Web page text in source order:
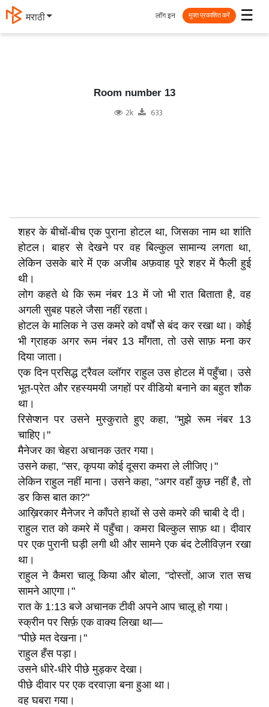
मराठी ☰
लॉग इन मुक्त प्रकाशित करें
Room number 13
2k 633
शहर के बीचों-बीच एक पुराना होटल था, जिसका नाम था शांति
होटल। बाहर से देखने पर वह बिल्कुल सामान्य लगता था,
लेकिन उसके बारे में एक अजीब अफ़वाह पूरे शहर में फैली हुई
थी।
लोग कहते थे कि रूम नंबर 13 में जो भी रात बिताता है, वह
अगली सुबह पहले जैसा नहीं रहता।
होटल के मालिक ने उस कमरे को वर्षों से बंद कर रखा था। कोई
भी ग्राहक अगर रूम नंबर 13 माँगता, तो उसे साफ़ मना कर
दिया जाता।
एक दिन प्रसिद्ध ट्रैवल व्लॉगर राहुल उस होटल में पहुँचा। उसे
भूत-प्रेत और रहस्यमयी जगहों पर वीडियो बनाने का बहुत शौक
था।
रिसेप्शन पर उसने मुस्कुराते हुए कहा, "मुझे रूम नंबर 13
चाहिए।"
मैनेजर का चेहरा अचानक उतर गया।
उसने कहा, "सर, कृपया कोई दूसरा कमरा ले लीजिए।"
लेकिन राहुल नहीं माना। उसने कहा, "अगर वहाँ कुछ नहीं है, तो
डर किस बात का?"
आख़िरकार मैनेजर ने काँपते हाथों से उसे कमरे की चाबी दे दी।
राहुल रात को कमरे में पहुँचा। कमरा बिल्कुल साफ़ था। दीवार
पर एक पुरानी घड़ी लगी थी और सामने एक बंद टेलीविज़न रखा
था।
राहुल ने कैमरा चालू किया और बोला, "दोस्तों, आज रात सच
सामने आएगा।"
रात के 1:13 बजे अचानक टीवी अपने आप चालू हो गया।
स्क्रीन पर सिर्फ़ एक वाक्य लिखा था—
"पीछे मत देखना।"
राहुल हँस पड़ा।
उसने धीरे-धीरे पीछे मुड़कर देखा।
पीछे दीवार पर एक दरवाज़ा बना हुआ था।
वह घबरा गया।